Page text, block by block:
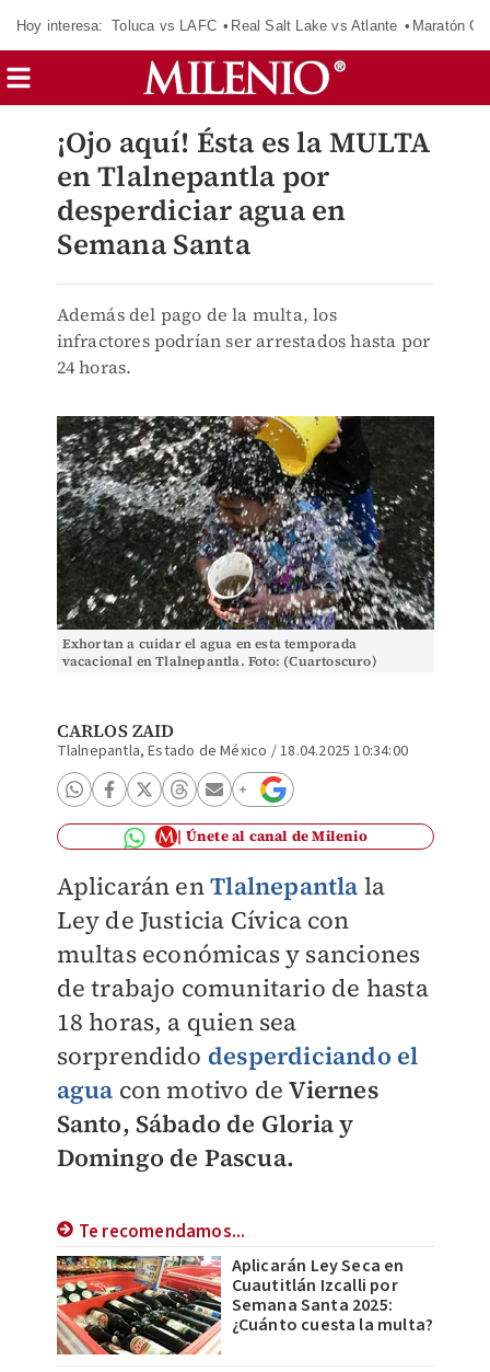
Hoy interesa: Toluca vs LAFC Real Salt Lake vs Atlante Maratón
¡Ojo aquí! Ésta es la MULTA
en Tlalnepantla por
desperdiciar agua en
Semana Santa
Además del pago de la multa, los
infractores podrían ser arrestados hasta por
24 horas.
Exhortan a cuidar el agua en esta temporada
vacacional en Tlalnepantla. Foto: (Cuartoscuro)
CARLOS ZAID
Tlalnepantla, Estado de México /18.04.2025 10:34:00
Únete al canal de Milenio
Aplicarán enTlalnepantla la
Ley de Justicia Cívica con
multas económicas y sanciones
de trabajo comunitario de hasta
18 horas, a quien sea
sorprendido desperdiciando el
agua con motivo deViernes
Santo, Sábado de Gloria y
Domingo de Pascua.
Te recomendamos...
Aplicarán Ley Seca en
Cuautitlán Izcalli por
Semana Santa 2025:
¿Cuánto cuesta la multa?